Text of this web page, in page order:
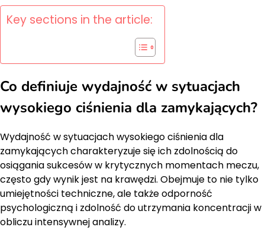
Key sections in the article:
Co definiuje wydajność w sytuacjach
wysokiego ciśnienia dla zamykających?
Wydajność w sytuacjach wysokiego ciśnienia dla
zamykających charakteryzuje się ich zdolnością do
osiągania sukcesów w krytycznych momentach meczu,
często gdy wynik jest na krawędzi. Obejmuje to nie tylko
umiejętności techniczne, ale także odporność
psychologiczną i zdolność do utrzymania koncentracji w
obliczu intensywnej analizy.